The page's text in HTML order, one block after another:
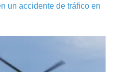
un accidente de tráfico en